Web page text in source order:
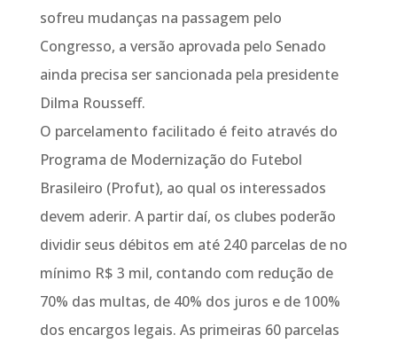
sofreu mudanças na passagem pelo
Congresso, a versão aprovada pelo Senado
ainda precisa ser sancionada pela presidente
Dilma Rousseff.
O parcelamento facilitado é feito através do
Programa de Modernização do Futebol
Brasileiro (Profut), ao qual os interessados
devem aderir. A partir daí, os clubes poderão
dividir seus débitos em até 240 parcelas de no
mínimo R$ 3 mil, contando com redução de
70% das multas, de 40% dos juros e de 100%
dos encargos legais. As primeiras 60 parcelas